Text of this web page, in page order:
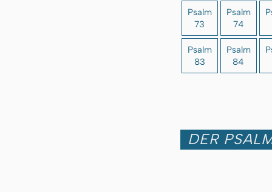
Psalm
73
Psalm
74
Psalm
83
Psalm
84
DER